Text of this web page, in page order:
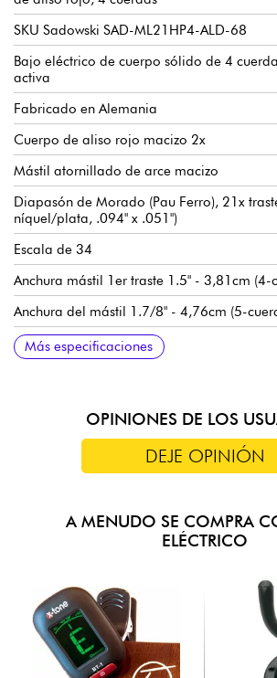
SKU Sadowski SAD-ML21HP4-ALD-68
Bajo eléctrico de cuerpo sólido de 4
activa
Fabricado en Alemania
Cuerpo de aliso rojo macizo 2x
Mástil atornillado de arce macizo
Diapasón de Morado (Pau Ferro), 21x
níquel/plata, .094" x .051")
Escala de 34
Anchura mástil 1er traste 1.5" - 3,81cm (4-
Anchura del mástil 1.7/8" - 4,76cm (5-
Pastilla mástil Sadowsky P-Style
Pastilla de puente Sadowsky J-Style con
Preamplificador Sadowsky Treble / Bass
bypass)
Volumen
Balance
Control de tono Vintage (push/pull para
bypass)
Agudos / Graves (potenciómetros
Puente Sadowsky de liberación rápida de
Clavijas de afinación Sadowsky Light
Se vende con funda Sadowsky Portabag
Más especificaciones
OPINIONES DE LOS
DEJE OPINIÓN
A MENUDO SE COMPRA
ELÉCTRICO